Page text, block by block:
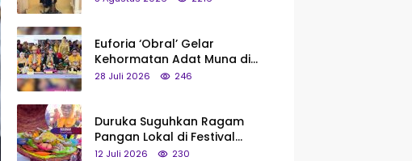
Euforia ‘Obral’ Gelar
Kehormatan Adat Muna di
Silaturahmi KKMM, Ridwan Bae:
28 Juli 2026 246
Duruka Suguhkan Ragam
Pangan Lokal di Festival
Liangkobhori, Dari Umbi Rebus
12 Juli 2026 230